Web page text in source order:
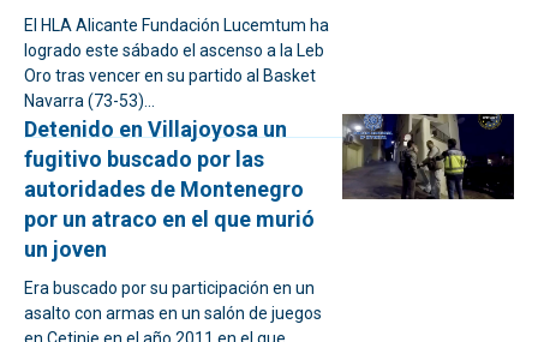
El HLA Alicante Fundación Lucemtum ha
logrado este sábado el ascenso a la Leb
Oro tras vencer en su partido al Basket
Navarra (73-53)...
Detenido en Villajoyosa un
fugitivo buscado por las
autoridades de Montenegro
por un atraco en el que murió
un joven
Era buscado por su participación en un
asalto con armas en un salón de juegos